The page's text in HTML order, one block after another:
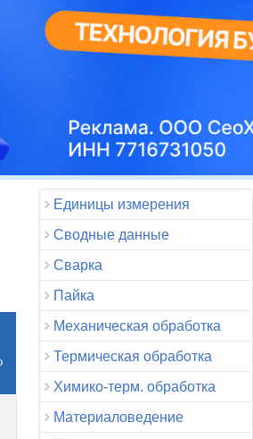
Единицы измерения
Сводные данные
Сварка
Пайка
Механическая обработка
Термическая обработка
Химико-терм. обработка
Материаловедение